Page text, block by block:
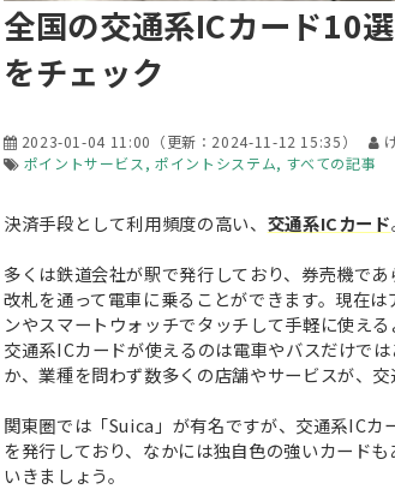
全国の交通系ICカード10
をチェック
2023-01-04 11:00 （更新： 2024-11-12 15:35）
ポイントサービス
ポイントシステム すべての記事
決済手段として利用頻度の高い、 交通系ICカード
多くは鉄道会社が駅で発行しており、券売機で
改札を通って電車に乗ることができます。現在
ンやスマートウォッチでタッチして手軽に使える
交通系ICカードが使えるのは電車やバスだけで
か、業種を問わず数多くの店舗やサービスが、
関東圏では「Suica」が有名ですが、交通系IC
を発行しており、なかには独自色の強いカード
いきましょう。